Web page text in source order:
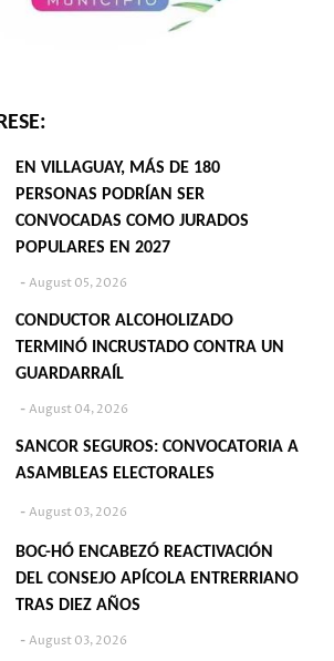
EN VILLAGUAY, MÁS DE 180
PERSONAS PODRÍAN SER
CONVOCADAS COMO JURADOS
POPULARES EN 2027
August 05, 2026
CONDUCTOR ALCOHOLIZADO
TERMINÓ INCRUSTADO CONTRA UN
GUARDARRAÍL
August 04, 2026
SANCOR SEGUROS: CONVOCATORIA A
ASAMBLEAS ELECTORALES
August 03, 2026
BOC-HÓ ENCABEZÓ REACTIVACIÓN
DEL CONSEJO APÍCOLA ENTRERRIANO
TRAS DIEZ AÑOS
August 03, 2026